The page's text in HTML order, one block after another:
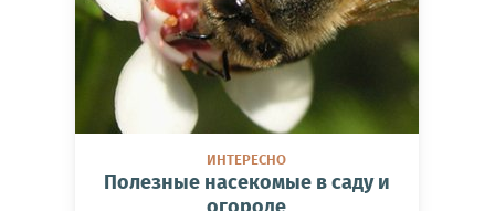
ИНТЕРЕСНО
Полезные насекомые в саду и